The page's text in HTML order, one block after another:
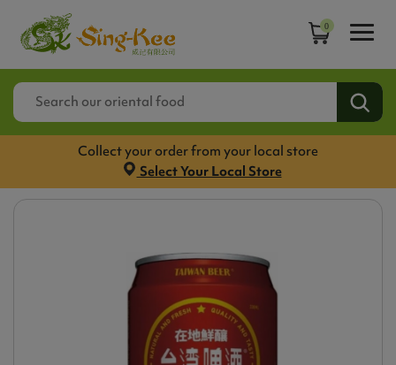
0
Collect your order from your local store
Select Your Local Store